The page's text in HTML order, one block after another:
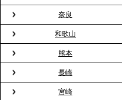
2026.3.20
NHK「ニュースウオッ
見」が紹介されました
2026.3.16
プレスリリースのご案
奈良
和歌山
熊本
長崎
宮崎